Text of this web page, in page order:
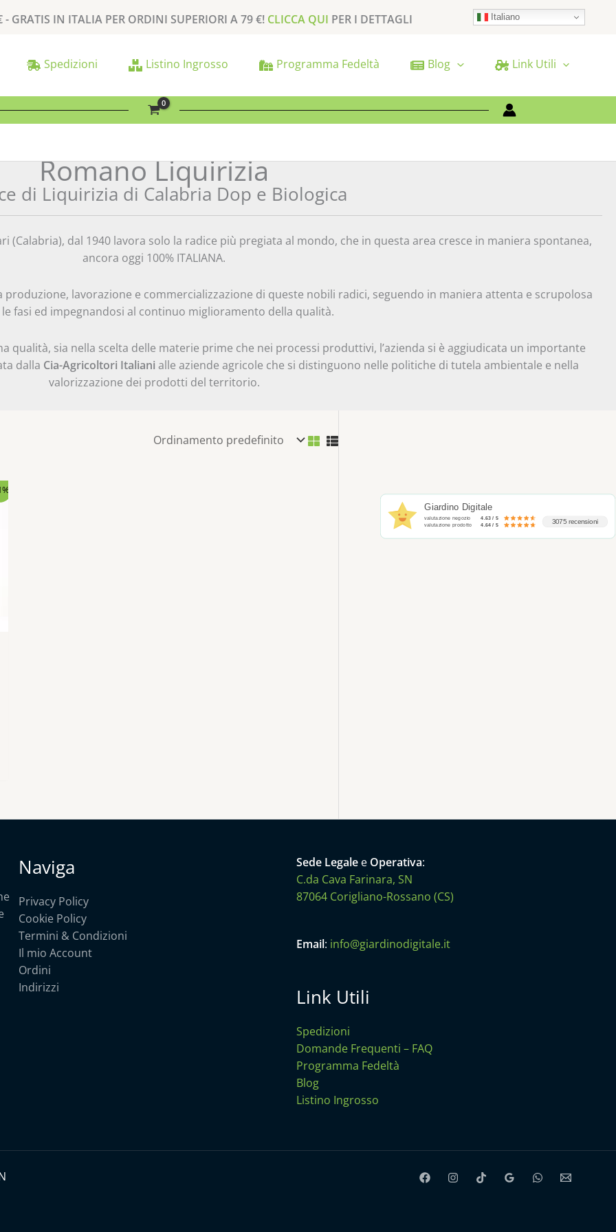
- GRATIS IN ITALIA PER ORDINI SUPERIORI A79 €! CLICCA QUI PER I DETTAGLI Italiano
Spedizioni Listino Ingrosso Programma Fedeltà Blog Link Utili
Romano Liquirizia
di Liquirizia di Calabria Dop e Biologica
(Calabria), dal 1940 lavora solo la radice più pregiata al mondo, che in questa area cresce in maniera spontanea,
ancora oggi 100% ITALIANA.
produzione, lavorazione e commercializzazione di queste nobili radici, seguendo in maniera attenta e scrupolosa
fasi ed impegnandosi al continuo miglioramento della qualità.
qualità, sia nella scelta delle materie prime che nei processi produttivi, l’azienda si è aggiudicata un importante
dalla Cia-Agricoltori Italiani alle aziende agricole che si distinguono nelle politiche di tutela ambientale e nella
valorizzazione dei prodotti del territorio.
Giardino Digitale
valutazione negozio 4.63 / 5
valutazione prodotto 4.64 / 5 3075 recensioni
Naviga
Privacy Policy
Cookie Policy
Termini & Condizioni
Il mio Account
Ordini
Indirizzi
Sede Legalee Operativa:
C.da Cava Farinara, SN
87064 Corigliano-Rossano (CS)
Email: info@giardinodigitale.it
Link Utili
Spedizioni
Domande Frequenti – FAQ
Programma Fedeltà
Blog
Listino Ingrosso